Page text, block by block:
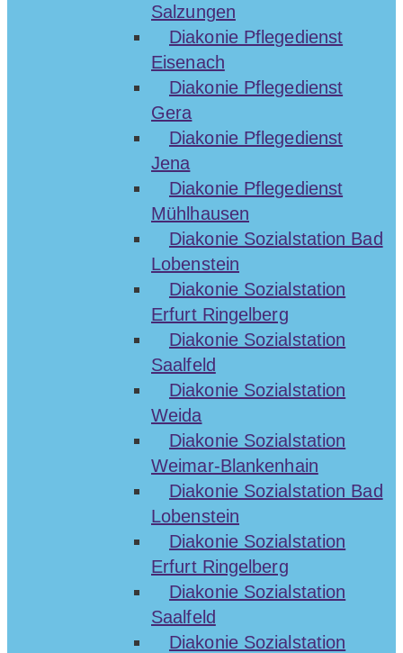
Salzungen
Diakonie Pflegedienst
Eisenach
Diakonie Pflegedienst
Gera
Diakonie Pflegedienst
Jena
Diakonie Pflegedienst
Mühlhausen
Diakonie Sozialstation Bad
Lobenstein
Diakonie Sozialstation
Erfurt Ringelberg
Diakonie Sozialstation
Saalfeld
Diakonie Sozialstation
Weida
Diakonie Sozialstation
Weimar-Blankenhain
Diakonie Sozialstation Bad
Lobenstein
Diakonie Sozialstation
Erfurt Ringelberg
Diakonie Sozialstation
Saalfeld
Diakonie Sozialstation